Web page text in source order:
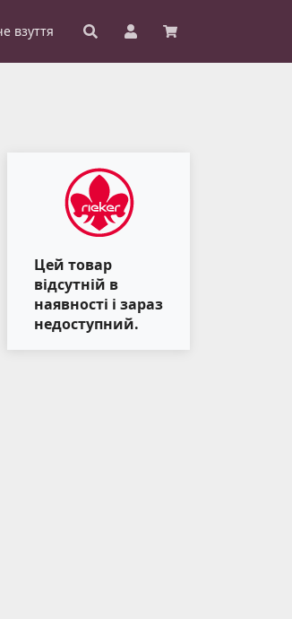
взуття
Цей товар
відсутній в
наявності і зараз
недоступний.